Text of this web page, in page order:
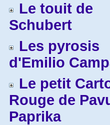
Le touit de
Schubert
Les pyrosis
d'Emilio
Le petit
Rouge de
Paprika